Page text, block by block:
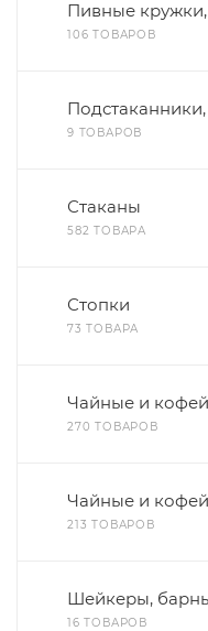
Пивные
106 ТОВАРОВ
9 ТОВАРОВ
Стаканы
582 ТОВАРА
Стопки
73 ТОВАРА
Чайные и
270 ТОВАРОВ
Чайные и
213 ТОВАРОВ
Шейкеры,
16 ТОВАРОВ